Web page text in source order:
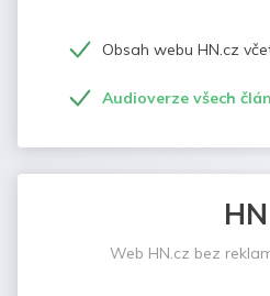
Obsah webu HN.cz
Audioverze všech
HN
Web HN.cz bez